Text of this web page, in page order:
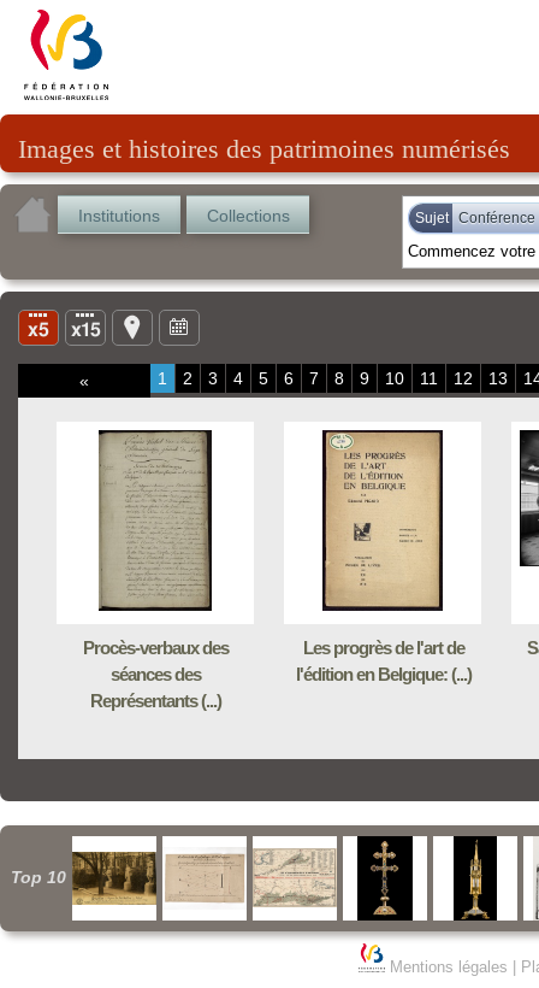
Images et histoires des patrimoines numérisés
Institutions Collections Sujet Conférence
« 1 2 3 4 5 6 7 8 9 10 11 12 13
Procès-verbaux des
séances des
Représentants (...)
Les progrès de l'art de
l'édition en Belgique: (...)
Top 10
Mentions légales